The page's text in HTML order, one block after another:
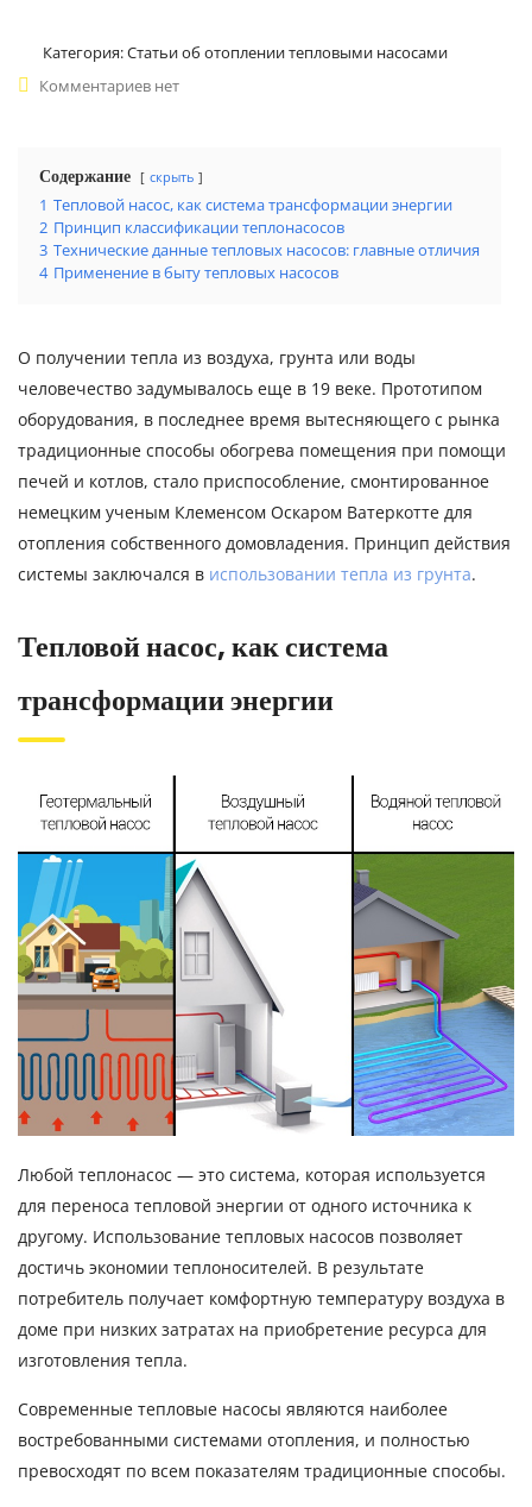
Категория:Статьи об отоплении тепловыми насосами
Комментариев нет
Содержание скрыть
1 Тепловой насос, как система трансформации энергии
2 Принцип классификации теплонасосов
3 Технические данные тепловых насосов: главные отличия
4 Применение в быту тепловых насосов
О получении тепла из воздуха, грунта или воды
человечество задумывалось еще в 19 веке. Прототипом
оборудования, в последнее время вытесняющего с рынка
традиционные способы обогрева помещения при помощи
печей и котлов, стало приспособление, смонтированное
немецким ученым Клеменсом Оскаром Ватеркотте для
отопления собственного домовладения. Принцип действия
системы заключался в использовании тепла из грунта.
Тепловой насос, как система
трансформации энергии
Любой теплонасос — это система, которая используется
для переноса тепловой энергии от одного источника к
другому. Использование тепловых насосов позволяет
достичь экономии теплоносителей. В результате
потребитель получает комфортную температуру воздуха в
доме при низких затратах на приобретение ресурса для
изготовления тепла.
Современные тепловые насосы являются наиболее
востребованными системами отопления, и полностью
превосходят по всем показателям традиционные способы.